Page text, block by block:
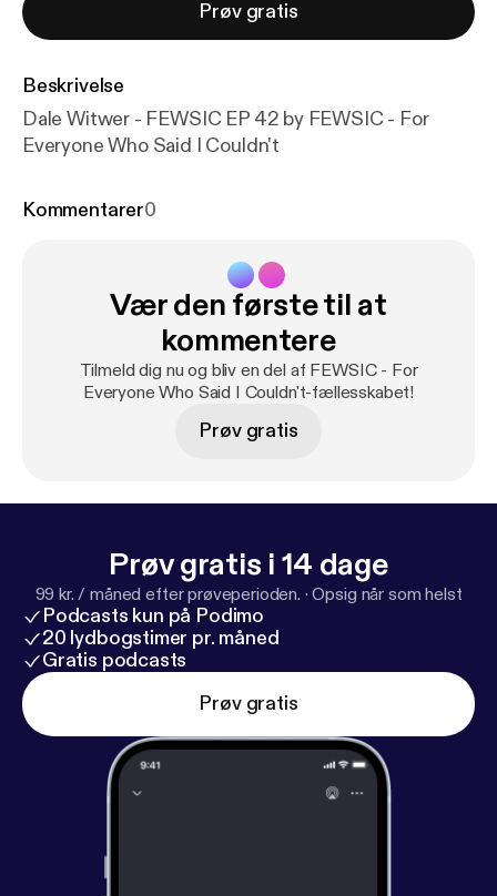
Prøv gratis
Beskrivelse
Dale Witwer - FEWSIC EP 42 by FEWSIC - For
Everyone Who Said I Couldn't
Kommentarer0
Vær den første til at
kommentere
Tilmeld dig nu og bliv en del af FEWSIC - For
Everyone Who Said I Couldn't-fællesskabet!
Prøv gratis
Prøv gratis i 14 dage
99 kr. / måned efter prøveperioden. ·Opsig når som helst
Podcasts kun på Podimo
20 lydbogstimer pr. måned
Gratis podcasts
Prøv gratis